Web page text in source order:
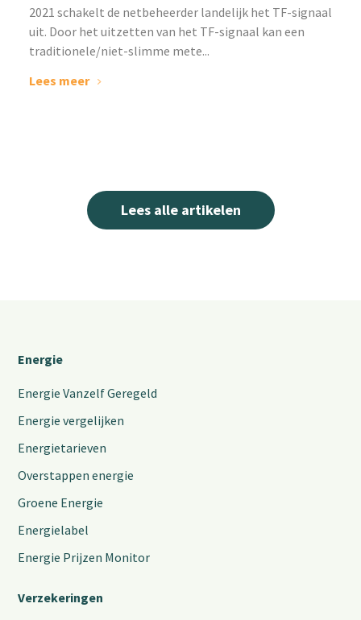
2021 schakelt de netbeheerder landelijk het TF-signaal
uit. Door het uitzetten van het TF-signaal kan een
traditionele/niet-slimme mete...
Lees meer
Lees alle artikelen
Energie
Energie Vanzelf Geregeld
Energie vergelijken
Energietarieven
Overstappen energie
Groene Energie
Energielabel
Energie Prijzen Monitor
Verzekeringen